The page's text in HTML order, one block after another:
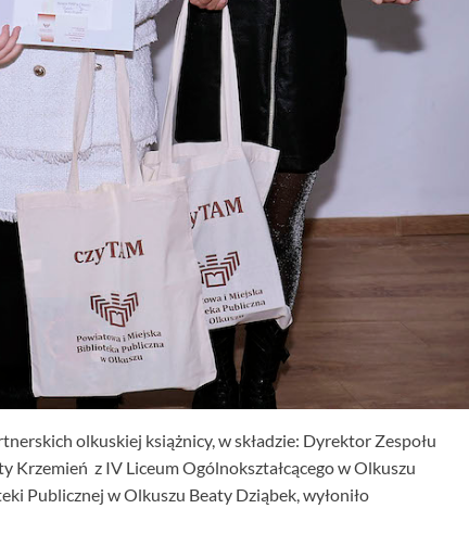
olkuskiej książnicy, w składzie: Dyrektor Zespołu
Krzemień z IV Liceum Ogólnokształcącego w Olkuszu
Publicznej w Olkuszu Beaty Dziąbek, wyłoniło